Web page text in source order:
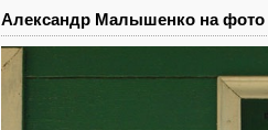
Александр Малышенко на фото